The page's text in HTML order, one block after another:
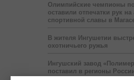
Олимпийские чемпионы
оставили отпечатки рук на
спортивной славы в
В жителя Ингушетии
охотничьего ружья
Ингушский завод
поставил в регионы